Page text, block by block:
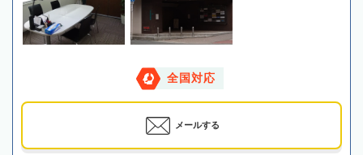
全国対応
メールする